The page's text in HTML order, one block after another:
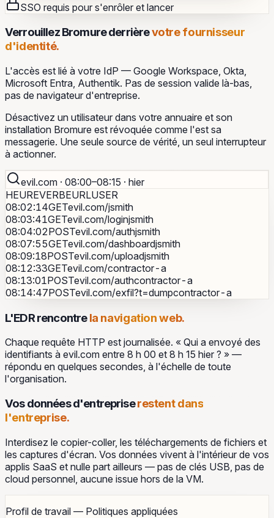
SSO requis pour s'enrôler et lancer
Verrouillez Bromure derrièrevotre fournisseur
d'identité.
L'accès est lié à votre IdP — Google Workspace, Okta,
Microsoft Entra, Authentik. Pas de session valide là-bas,
pas de navigateur d'entreprise.
Désactivez un utilisateur dans votre annuaire et son
installation Bromure est révoquée comme l'est sa
messagerie. Une seule source de vérité, un seul interrupteur
à actionner.
evil.com · 08:00–08:15 · hier
HEUREVERBEURLUSER
08:02:14GETevil.com/jsmith
08:03:41GETevil.com/loginjsmith
08:04:02POSTevil.com/authjsmith
08:07:55GETevil.com/dashboardjsmith
08:09:18POSTevil.com/uploadjsmith
08:12:33GETevil.com/contractor-a
08:13:01POSTevil.com/authcontractor-a
08:14:47POSTevil.com/exfil?t=dumpcontractor-a
L'EDR rencontre la navigation web.
Chaque requête HTTP est journalisée. « Qui a envoyé des
identifiants à evil.com entre 8 h 00 et 8 h 15 hier ? » —
répondu en quelques secondes, à l'échelle de toute
l'organisation.
Vos données d'entrepriserestent dans
l'entreprise.
Interdisez le copier-coller, les téléchargements de fichiers et
les captures d'écran. Vos données vivent à l'intérieur de vos
applis SaaS et nulle part ailleurs — pas de clés USB, pas de
cloud personnel, aucune issue hors de la VM.
Profil de travail — Politiques appliquées